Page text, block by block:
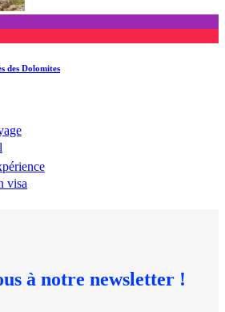
des Dolomites
visa
à notre newsletter !